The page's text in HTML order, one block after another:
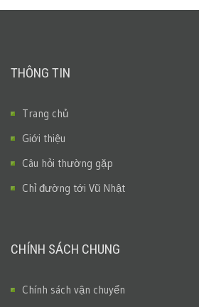
THÔNG TIN
Trang chủ
Giới thiệu
Câu hỏi thường gặp
Chỉ đường tới Vũ Nhật
CHÍNH SÁCH CHUNG
Chính sách vận chuyển